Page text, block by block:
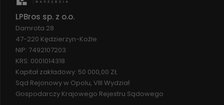
LPBros sp. z o.o.
Damrota 28
47-220 Kędzierzyn-Koźle
NIP: 7492107203
KRS: 0001014318
Kapitał zakładowy: 50 000,00 ZŁ
Sąd Rejonowy w Opolu, VIII Wydział
Gospodarczy Krajowego Rejestru Sądowego